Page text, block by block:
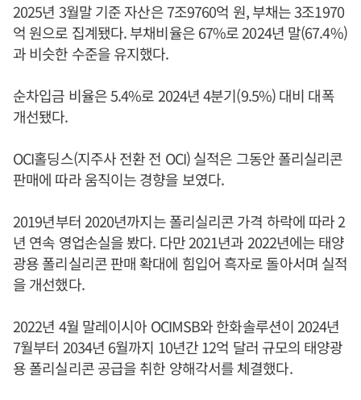
2025년 3월말 기준 자산은 7조9760억 원, 부채는 3조1970
억 원으로 집계됐다. 부채비율은 67%로 2024년 말(67.4%)
과 비슷한 수준을 유지했다.
순차입금 비율은 5.4%로 2024년 4분기(9.5%) 대비 대폭
개선됐다.
OCI홀딩스(지주사 전환 전 OCI) 실적은 그동안 폴리실리콘
판매에 따라 움직이는 경향을 보였다.
2019년부터 2020년까지는 폴리실리콘 가격 하락에 따라 2
년 연속 영업손실을 봤다. 다만 2021년과 2022년에는 태양
광용 폴리실리콘 판매 확대에 힘입어 흑자로 돌아서며 실적
을 개선했다.
2022년 4월 말레이시아 OCIMSB와 한화솔루션이 2024년
7월부터 2034년 6월까지 10년간 12억 달러 규모의 태양광
용 폴리실리콘 공급을 취한 양해각서를 체결했다.